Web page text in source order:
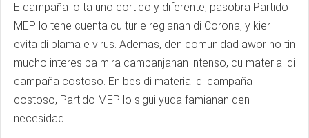
E campaña lo ta uno cortico y diferente, pasobra Partido
MEP lo tene cuenta cu tur e reglanan di Corona, y kier
evita di plama e virus. Ademas, den comunidad awor no tin
mucho interes pa mira campanjanan intenso, cu material di
campaña costoso. En bes di material di campaña
costoso, Partido MEP lo sigui yuda famianan den
necesidad.